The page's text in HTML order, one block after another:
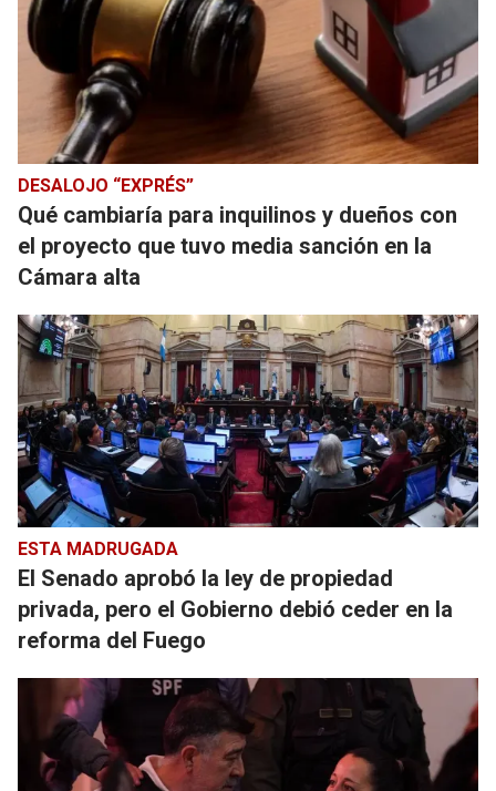
DESALOJO “EXPRÉS”
Qué cambiaría para inquilinos y dueños con
el proyecto que tuvo media sanción en la
Cámara alta
ESTA MADRUGADA
El Senado aprobó la ley de propiedad
privada, pero el Gobierno debió ceder en la
reforma del Fuego